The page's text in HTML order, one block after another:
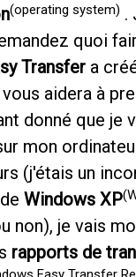
(operating system) .
quoi
Transfer a
aidera à
donné que je
mon
(j'étais un
deWindows XP
non), je vais
rapports de